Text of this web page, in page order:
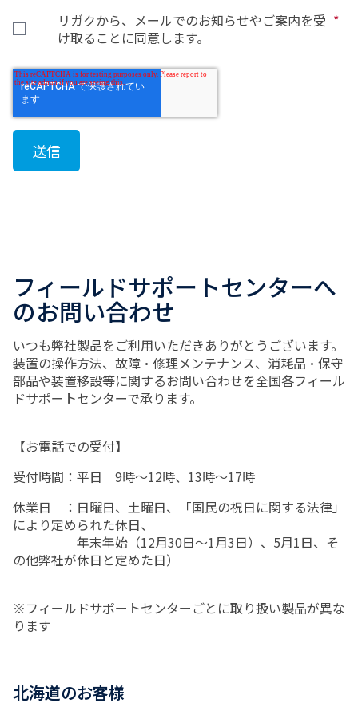
リガクから、メールでのお知らせやご案内を受
け取ることに同意します。
*
フィールドサポートセンターへ
のお問い合わせ
いつも弊社製品をご利用いただきありがとうございます。
装置の操作方法、故障・修理メンテナンス、消耗品・保守
部品や装置移設等に関するお問い合わせを全国各フィール
ドサポートセンターで承ります。
【お電話での受付】
受付時間：平日 9時～12時、13時～17時
休業日 ：日曜日、土曜日、「国民の祝日に関する法律」
により定められた休日、
年末年始（12月30日～1月3日）、5月1日、そ
の他弊社が休日と定めた日）
※フィールドサポートセンターごとに取り扱い製品が異な
ります
北海道のお客様